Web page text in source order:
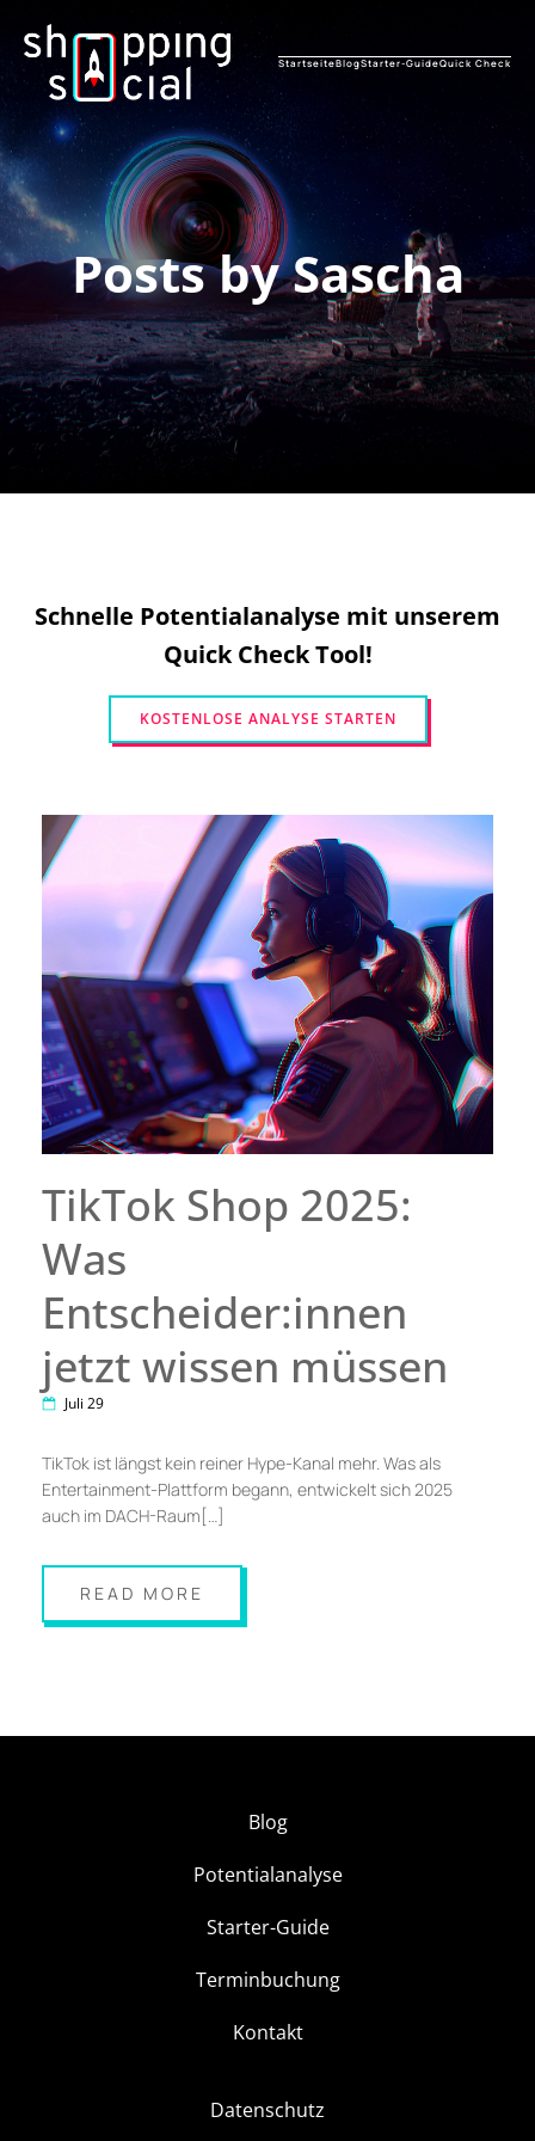
StartseiteBlogStarter-GuideQuick Check
Posts bySascha
Schnelle Potentialanalyse mit unserem
Quick Check Tool!
KOSTENLOSE ANALYSE STARTEN
TikTok Shop 2025:
Was
Entscheider:innen
jetzt wissen müssen
Juli 29
TikTok ist längst kein reiner Hype-Kanal mehr. Was als
Entertainment-Plattform begann, entwickelt sich 2025
auch im DACH-Raum[…]
READ MORE
Blog
Potentialanalyse
Starter-Guide
Terminbuchung
Kontakt
Datenschutz